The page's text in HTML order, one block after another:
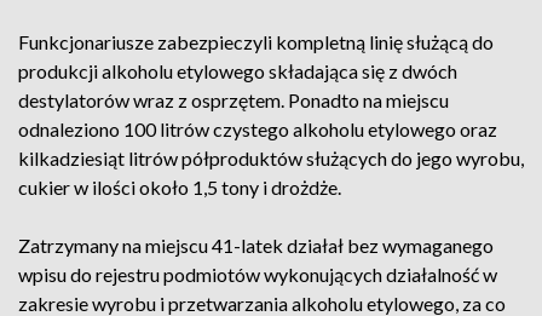
Funkcjonariusze zabezpieczyli kompletną linię służącą do
produkcji alkoholu etylowego składająca się z dwóch
destylatorów wraz z osprzętem. Ponadto na miejscu
odnaleziono 100 litrów czystego alkoholu etylowego oraz
kilkadziesiąt litrów półproduktów służących do jego wyrobu,
cukier w ilości około 1,5 tony i drożdże.
Zatrzymany na miejscu 41-latek działał bez wymaganego
wpisu do rejestru podmiotów wykonujących działalność w
zakresie wyrobu i przetwarzania alkoholu etylowego, za co